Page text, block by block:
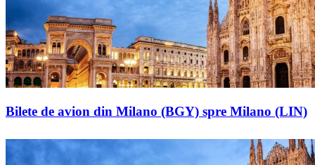
Bilete de avion din Milano (BGY) spre Milano (LIN)